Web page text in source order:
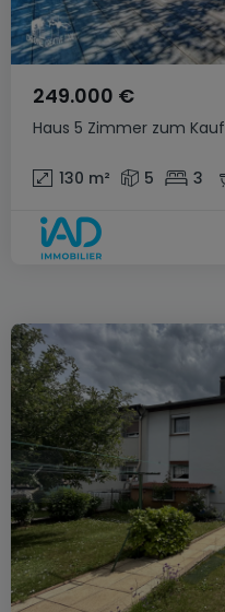
Haus 5 Zimmer zum Kauf
249.000 €
130 m² 5 3